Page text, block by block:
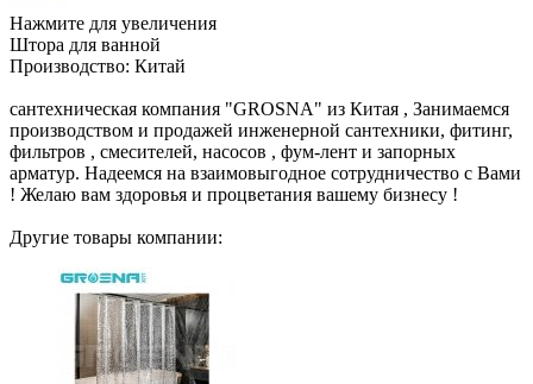
Нажмите для увеличения
Штора для ванной
Производство: Китай
сантехническая компания "GROSNA" из Китая , Занимаемся
производством и продажей инженерной сантехники, фитинг,
фильтров , смесителей, насосов , фум-лент и запорных
арматур. Надеемся на взаимовыгодное сотрудничество с Вами
! Желаю вам здоровья и процветания вашему бизнесу !
Другие товары компании: